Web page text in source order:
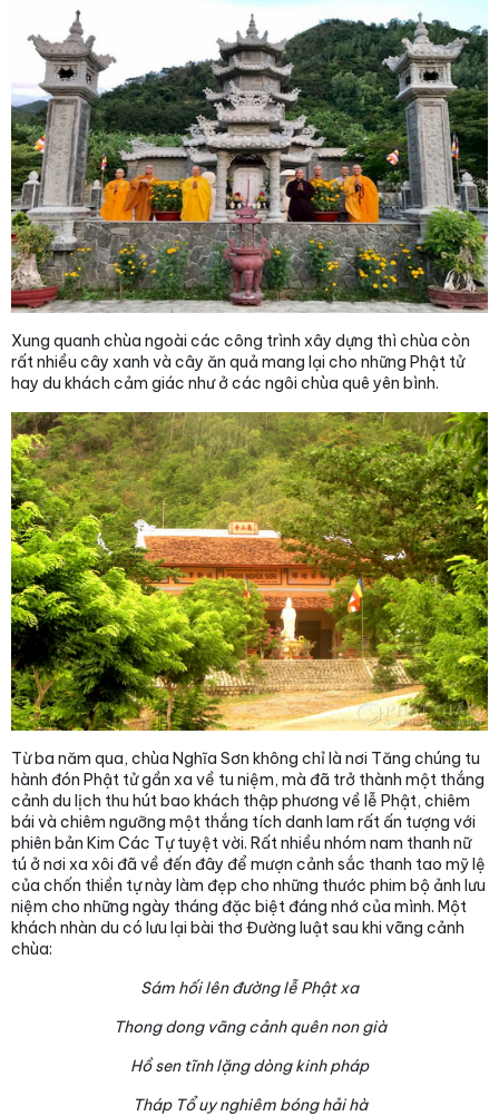
Xung quanh chùa ngoài các công trình xây dựng thì chùa còn
rất nhiều cây xanh và cây ăn quả mang lại cho những Phật tử
hay du khách cảm giác như ở các ngôi chùa quê yên bình.
Từ ba năm qua, chùa Nghĩa Sơn không chỉ là nơi Tăng chúng tu
hành đón Phật tử gần xa về tu niệm, mà đã trở thành một thắng
cảnh du lịch thu hút bao khách thập phương về lễ Phật, chiêm
bái và chiêm ngưỡng một thắng tích danh lam rất ấn tượng với
phiên bản Kim Các Tự tuyệt vời. Rất nhiều nhóm nam thanh nữ
tú ở nơi xa xôi đã về đến đây để mượn cảnh sắc thanh tao mỹ lệ
của chốn thiền tự này làm đẹp cho những thước phim bộ ảnh lưu
niệm cho những ngày tháng đặc biệt đáng nhớ của mình. Một
khách nhàn du có lưu lại bài thơ Đường luật sau khi vãng cảnh
chùa:
Sám hối lên đường lễ Phật xa
Thong dong vãng cảnh quên non già
Hồ sen tĩnh lặng dòng kinh pháp
Tháp Tổ uy nghiêm bóng hải hà